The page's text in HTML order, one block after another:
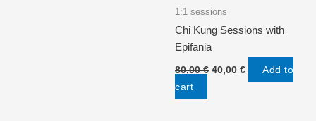
1:1 sessions
Chi Kung Sessions with
Epifania
80,00€ Original
40,00 €Current
Add to
cart